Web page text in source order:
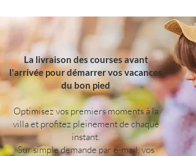
Optimisez vos premiers moments à la
villa et profitez pleinement de chaque
instant.
Sur simple demande par e-mail, vos
La livraison des courses avant
l'arrivée pourdémarrervos vacances
du bon pied